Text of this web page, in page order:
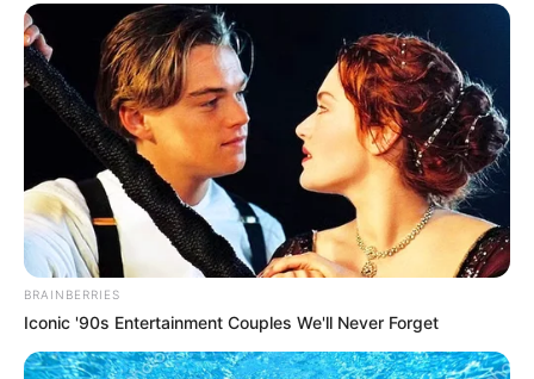
BRAINBERRIES
Iconic '90s Entertainment Couples We'll Never Forget